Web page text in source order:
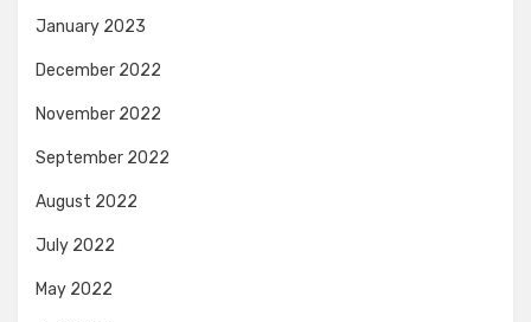
January 2023
December 2022
November 2022
September 2022
August 2022
July 2022
May 2022